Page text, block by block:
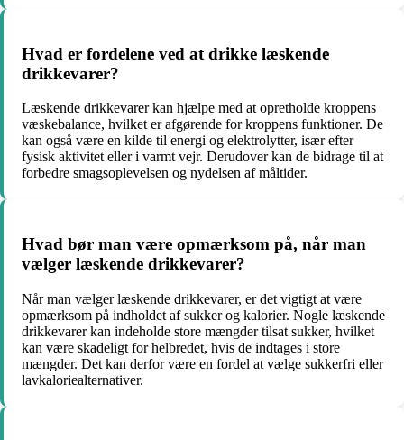
Hvad er fordelene ved at drikke læskende
drikkevarer?
Læskende drikkevarer kan hjælpe med at opretholde kroppens
væskebalance, hvilket er afgørende for kroppens funktioner. De
kan også være en kilde til energi og elektrolytter, især efter
fysisk aktivitet eller i varmt vejr. Derudover kan de bidrage til at
forbedre smagsoplevelsen og nydelsen af måltider.
Hvad bør man være opmærksom på, når man
vælger læskende drikkevarer?
Når man vælger læskende drikkevarer, er det vigtigt at være
opmærksom på indholdet af sukker og kalorier. Nogle læskende
drikkevarer kan indeholde store mængder tilsat sukker, hvilket
kan være skadeligt for helbredet, hvis de indtages i store
mængder. Det kan derfor være en fordel at vælge sukkerfri eller
lavkaloriealternativer.